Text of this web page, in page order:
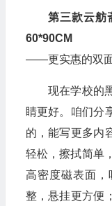
第三款云舫
60*90CM
——更实惠的双
现在学校的
睛更好。咱们分
的，能写更多内
轻松，擦拭简单
高密度磁表面，
整，悬挂更方便